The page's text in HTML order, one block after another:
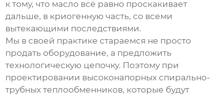
к тому, что масло всё равно проскакивает
дальше, в криогенную часть, со всеми
вытекающими последствиями.
Мы в своей практике стараемся не просто
продать оборудование, а предложить
технологическую цепочку. Поэтому при
проектировании высоконапорных спирально-
трубных теплообменников, которые будут